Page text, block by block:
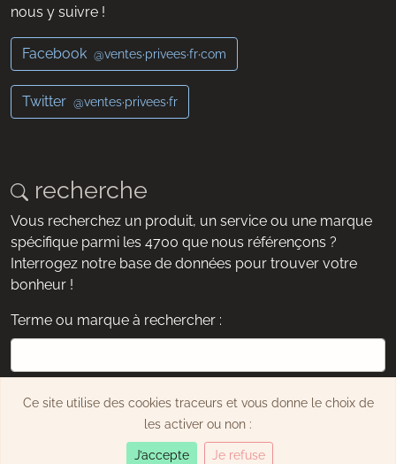
nous y suivre !
Facebook @ventes·privees·fr·com
Twitter @ventes·privees·fr
recherche
Vous recherchez un produit, un service ou une marque
spécifique parmi les 4700 que nous référençons ?
Interrogez notre base de données pour trouver votre
bonheur !
Terme ou marque à rechercher :
Ce site utilise des cookies traceurs et vous donne le choix de
les activer ou non :
J’accepte Je refuse